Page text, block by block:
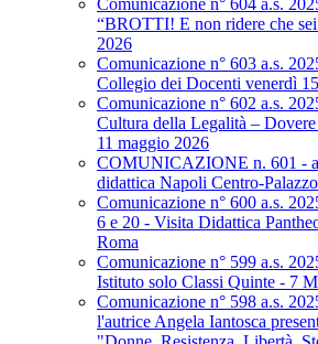
Comunicazione n° 604 a.s.
“BROTTI! E non ridere che
2026
Comunicazione n° 603 a.s.
Collegio dei Docenti venerdì
Comunicazione n° 602 a.s.
Cultura della Legalità –
11 maggio 2026
COMUNICAZIONE n. 601 -
didattica Napoli Centro-
Comunicazione n° 600 a.s.
6 e 20 - Visita Didattica
Roma
Comunicazione n° 599 a.s.
Istituto solo Classi Quinte - 7
Comunicazione n° 598 a.s.
l'autrice Angela Iantosca